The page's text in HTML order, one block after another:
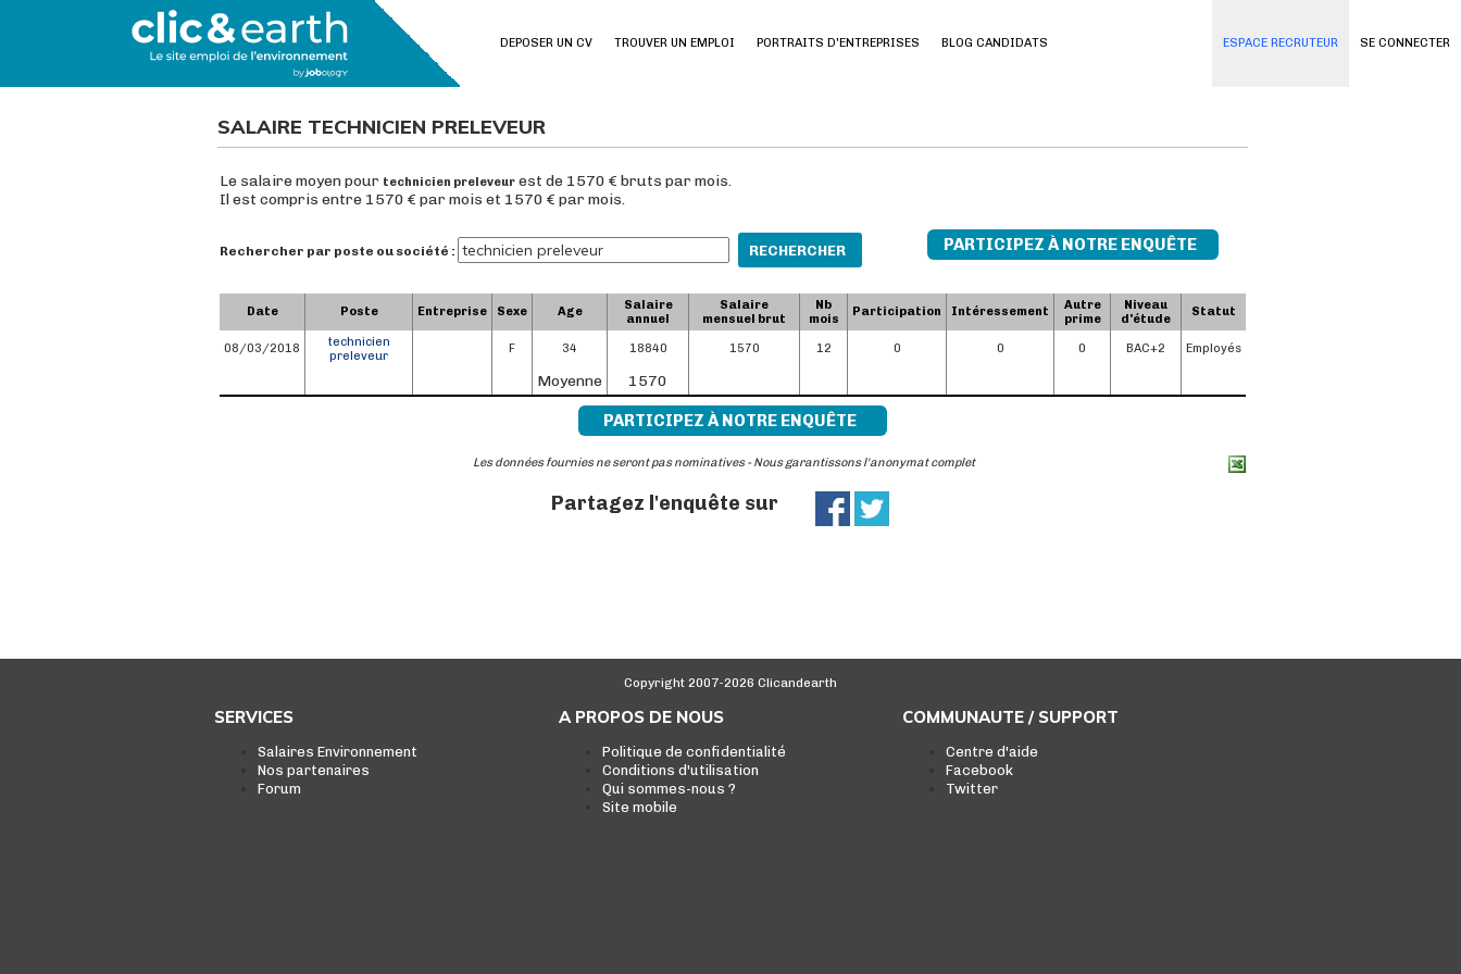
SE CONNECTER
DEPOSER UN CV TROUVER UN EMPLOI PORTRAITS D'ENTREPRISES BLOG CANDIDATS ESPACE RECRUTEUR
SALAIRE TECHNICIEN PRELEVEUR
Le salaire moyen pour technicien preleveur est de 1570 € bruts par mois.
Il est compris entre 1570 € par mois et 1570 € par mois.
Rechercher par poste ou société : RECHERCHER PARTICIPEZ À NOTRE ENQUÊTE
Date Poste Entreprise Sexe Age
Salaire
annuel
Salaire
mensuel brut
Nb
mois
Participation Intéressement
Autre
prime
Niveau
d'étude
Statut
08/03/2018
technicien
preleveur
F 34 18840 1570 12 0 0 0 BAC+2 Employés
Moyenne 1570
PARTICIPEZ À NOTRE ENQUÊTE
Les données fournies ne seront pas nominatives - Nous garantissons l'anonymat complet
Partagez l'enquête sur
Copyright 2007-2026 Clicandearth
SERVICES
Salaires Environnement
Nos partenaires
Forum
A PROPOS DE NOUS
Politique de confidentialité
Conditions d'utilisation
Qui sommes-nous ?
Site mobile
COMMUNAUTE / SUPPORT
Centre d'aide
Facebook
Twitter